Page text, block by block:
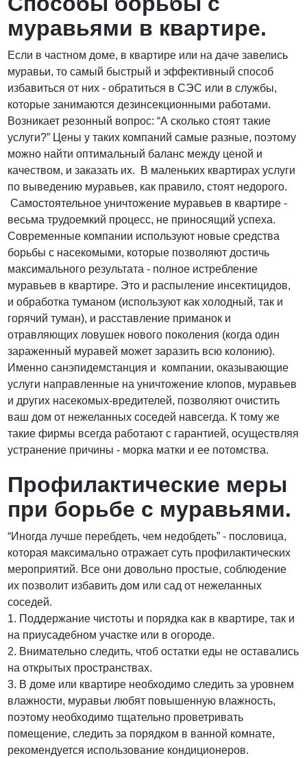
муравьями в квартире.
Если в частном доме, в квартире или на даче завелись
муравьи, то самый быстрый и эффективный способ
избавиться от них - обратиться в СЭС или в службы,
которые занимаются дезинсекционными работами.
Возникает резонный вопрос: “А сколько стоят такие
услуги?” Цены у таких компаний самые разные, поэтому
можно найти оптимальный баланс между ценой и
качеством, и заказать их. В маленьких квартирах услуги
по выведению муравьев, как правило, стоят недорого.
Самостоятельное уничтожение муравьев в квартире -
весьма трудоемкий процесс, не приносящий успеха.
Современные компании используют новые средства
борьбы с насекомыми, которые позволяют достичь
максимального результата - полное истребление
муравьев в квартире. Это и распыление инсектицидов,
и обработка туманом (используют как холодный, так и
горячий туман), и расставление приманок и
отравляющих ловушек нового поколения (когда один
зараженный муравей может заразить всю колонию).
Именно санэпидемстанция и компании, оказывающие
услуги направленные на уничтожение клопов, муравьев
и других насекомых-вредителей, позволяют очистить
ваш дом от нежеланных соседей навсегда. К тому же
такие фирмы всегда работают с гарантией, осуществляя
устранение причины - морка матки и ее потомства.
Профилактические меры
при борьбе с муравьями.
“Иногда лучше перебдеть, чем недобдеть” - пословица,
которая максимально отражает суть профилактических
мероприятий. Все они довольно простые, соблюдение
их позволит избавить дом или сад от нежеланных
соседей.
1. Поддержание чистоты и порядка как в квартире, так и
на приусадебном участке или в огороде.
2. Внимательно следить, чтоб остатки еды не оставались
на открытых пространствах.
3. В доме или квартире необходимо следить за уровнем
влажности, муравьи любят повышенную влажность,
поэтому необходимо тщательно проветривать
помещение, следить за порядком в ванной комнате,
рекомендуется использование кондиционеров.